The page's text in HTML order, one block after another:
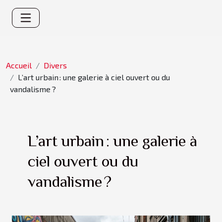
Accueil
Divers
L’art urbain : une galerie à ciel ouvert ou du
vandalisme ?
L’art urbain : une galerie à
ciel ouvert ou du
vandalisme ?